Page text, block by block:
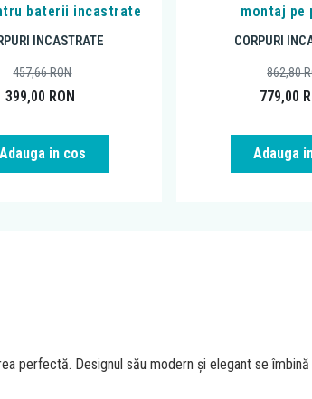
baterii incastrate
INCASTRATE
399,00 RON
457,66RON
Adauga in cos
montaj pe
CORPURI
779,00
862,80
Adauga
perfectă. Designul său modern și elegant se